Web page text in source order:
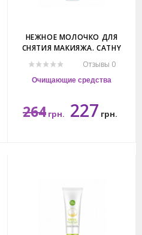
НЕЖНОЕ МОЛОЧКО ДЛЯ
СНЯТИЯ МАКИЯЖА. CATHY
Отзывы 0
Очищающие средства
264 грн. 227 грн.